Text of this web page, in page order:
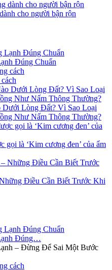
cho người bận rộn
Đúng Chuẩn
Dưới Lòng Đất? Vì Sao Loại
Như Nấm Thông Thường?
gọi là ‘Kim cương đen’ của ẩm
Điều Cần Biết Trước Khi
Đúng…
– Đừng Để Sai Một Bước